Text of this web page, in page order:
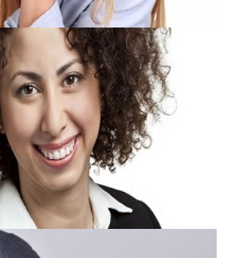
שיווק הגיוס - איך
שיווק?
נטלי חזאי | Talenteam